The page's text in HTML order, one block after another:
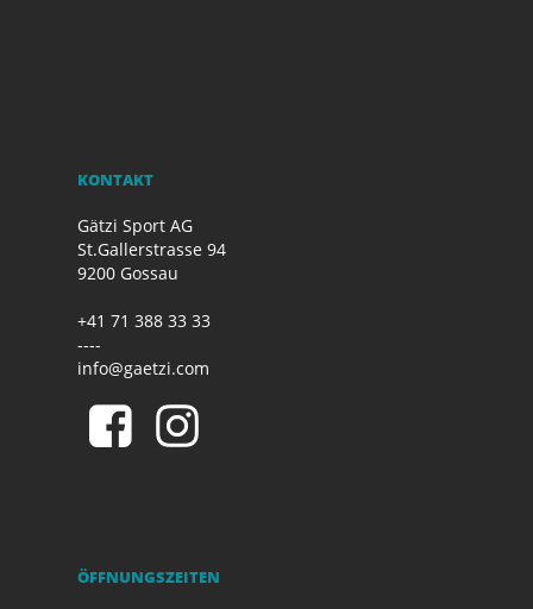
KONTAKT
Gätzi Sport AG
St.Gallerstrasse 94
9200 Gossau
+41 71 388 33 33
----
info@gaetzi.com
ÖFFNUNGSZEITEN